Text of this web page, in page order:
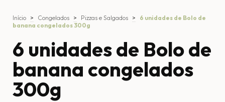
Início > Congelados > Pizzas e Salgados >
6 unidades de Bolo de
banana congelados 300g
6 unidades de Bolo de
banana congelados
300g